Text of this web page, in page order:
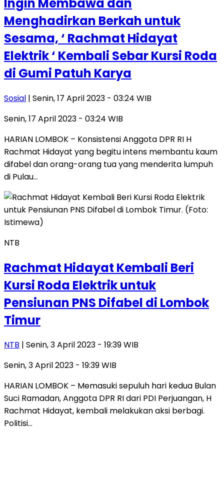
Menghadirkan Berkah untuk
Sesama, ‘ Rachmat Hidayat
Elektrik ‘ Kembali Sebar Kursi Roda
di Gumi Patuh Karya
Sosial | Senin, 17 April 2023 - 03:24 WIB
Senin, 17 April 2023 - 03:24 WIB
HARIAN LOMBOK – Konsistensi Anggota DPR RI H
Rachmat Hidayat yang begitu intens membantu kaum
difabel dan orang-orang tua yang menderita lumpuh
di Pulau…
NTB
Rachmat Hidayat Kembali Beri
Kursi Roda Elektrik untuk
Pensiunan PNS Difabel di Lombok
Timur
NTB | Senin, 3 April 2023 - 19:39 WIB
Senin, 3 April 2023 - 19:39 WIB
HARIAN LOMBOK – Memasuki sepuluh hari kedua Bulan
Suci Ramadan, Anggota DPR RI dari PDI Perjuangan, H
Rachmat Hidayat, kembali melakukan aksi berbagi.
Politisi…